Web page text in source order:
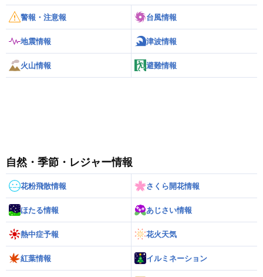
警報・注意報 台風情報
地震情報 津波情報
火山情報 避難情報
自然・季節・レジャー情報
花粉飛散情報 さくら開花情報
ほたる情報 あじさい情報
熱中症予報 花火天気
紅葉情報 イルミネーション